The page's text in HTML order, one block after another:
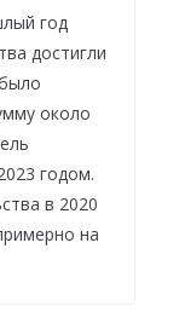
год
достигли
около
годом.
в 2020
на